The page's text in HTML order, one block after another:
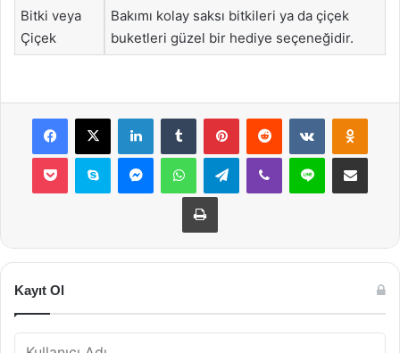
Bitki veya
Çiçek
Bakımı kolay saksı bitkileri ya da çiçek
buketleri güzel bir hediye seçeneğidir.
Facebook
X LinkedInTumblr PinterestReddit VKontakte
Pocket Skype MessengerWhatsAppTelegramViber Line E-Posta ile
Yazdır
Kayıt Ol